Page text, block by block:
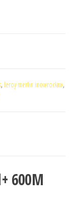
, leroy merlin inowrocław,
600M